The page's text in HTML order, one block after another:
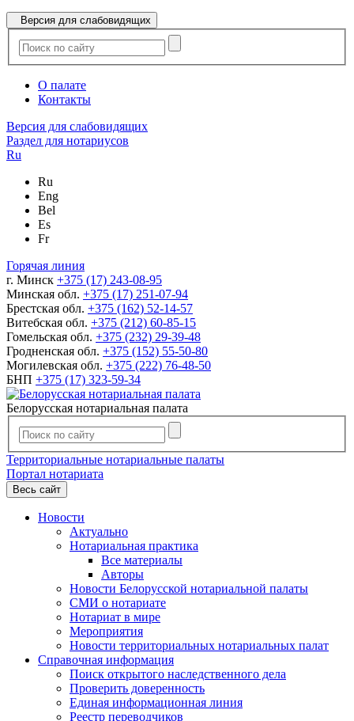
Версия для слабовидящих
О палате
Контакты
Версия для слабовидящих
Раздел для нотариусов
Ru
Ru
Eng
Bel
Es
Fr
Горячая линия
г. Минск +375 (17) 243-08-95
Минская обл. +375 (17) 251-07-94
Брестская обл. +375 (162) 52-14-57
Витебская обл. +375 (212) 60-85-15
Гомельская обл. +375 (232) 29-39-48
Гродненская обл. +375 (152) 55-50-80
Могилевская обл. +375 (222) 76-48-50
БНП +375 (17) 323-59-34
Белорусская нотариальная палата
Территориальные нотариальные палаты
Портал нотариата
Весь сайт
Новости
Актуально
Нотариальная практика
Все материалы
Авторы
Новости Белорусской нотариальной палаты
СМИ о нотариате
Нотариат в мире
Мероприятия
Новости территориальных нотариальных палат
Справочная информация
Поиск открытого наследственного дела
Проверить доверенность
Единая информационная линия
Реестр переводчиков